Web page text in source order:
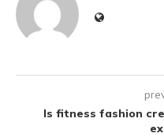
Is fitness fashion